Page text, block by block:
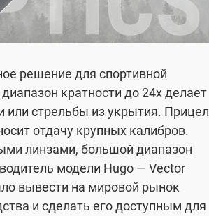
решение для спортивной
кратности до 24х делает
стрельбы из укрытия. Прицел
отдачу крупных калибров.
линзами, большой диапазон
модели Hugo — Vector
вывести на мировой рынок
и сделать его доступным для